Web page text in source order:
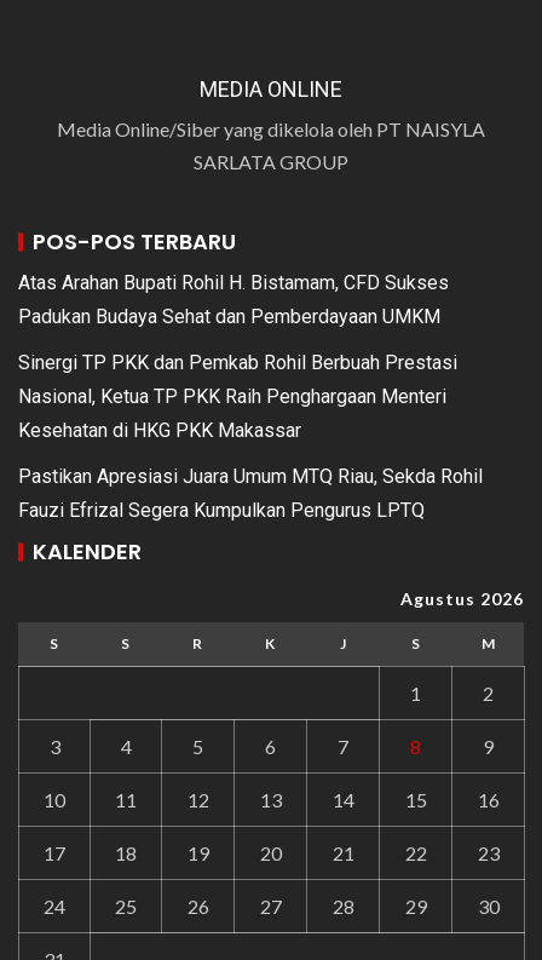
MEDIA ONLINE
Media Online/Siber yang dikelola oleh PT NAISYLA
SARLATA GROUP
POS-POS TERBARU
Atas Arahan Bupati Rohil H. Bistamam, CFD Sukses
Padukan Budaya Sehat dan Pemberdayaan UMKM
Sinergi TP PKK dan Pemkab Rohil Berbuah Prestasi
Nasional, Ketua TP PKK Raih Penghargaan Menteri
Kesehatan di HKG PKK Makassar
Pastikan Apresiasi Juara Umum MTQ Riau, Sekda Rohil
Fauzi Efrizal Segera Kumpulkan Pengurus LPTQ
KALENDER
Agustus 2026
S S R K J S M
1 2
3 4 5 6 7 8 9
10 11 12 13 14 15 16
17 18 19 20 21 22 23
24 25 26 27 28 29 30